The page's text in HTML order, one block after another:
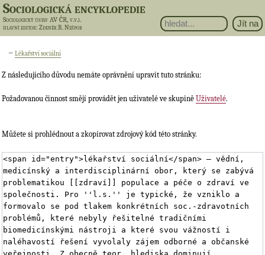
Sociologická encyklopedie
Sociologický ústav AV ČR, v.v.i.
hlavní editor: Zdeněk R. Nešpor
←Lékařství sociální
Z následujícího důvodu nemáte oprávnění upravit tuto stránku:
Požadovanou činnost smějí provádět jen uživatelé ve skupině Uživatelé.
Můžete si prohlédnout a zkopírovat zdrojový kód této stránky.